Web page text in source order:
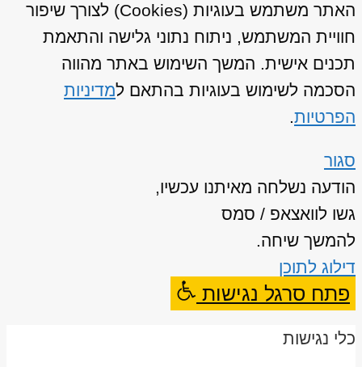
האתר משתמש בעוגיות (Cookies) לצורך שיפור
חוויית המשתמש, ניתוח נתוני גלישה והתאמת
תכנים אישית. המשך השימוש באתר מהווה
הסכמה לשימוש בעוגיות בהתאם למדיניות
הפרטיות.
סגור
הודעה נשלחה מאיתנו עכשיו,
גשו לוואצאפ / סמס
להמשך שיחה.
דילוג לתוכן
פתח סרגל נגישות
כלי נגישות